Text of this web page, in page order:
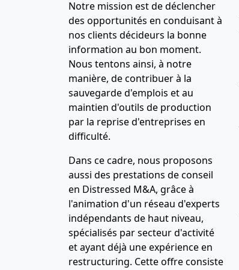
Notre mission est de déclencher
des opportunités en conduisant à
nos clients décideurs la bonne
information au bon moment.
Nous tentons ainsi, à notre
manière, de contribuer à la
sauvegarde d'emplois et au
maintien d'outils de production
par la reprise d'entreprises en
difficulté.
Dans ce cadre, nous proposons
aussi des prestations de conseil
en Distressed M&A, grâce à
l'animation d'un réseau d'experts
indépendants de haut niveau,
spécialisés par secteur d'activité
et ayant déjà une expérience en
restructuring. Cette offre consiste